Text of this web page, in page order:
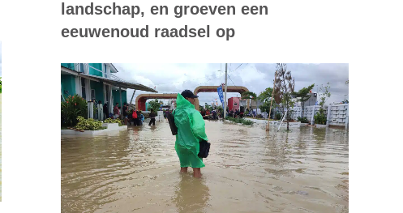
landschap, en groeven een
eeuwenoud raadsel op